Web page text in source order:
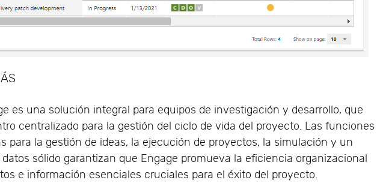
es una solución integral para equipos de investigación y desarrollo, que
centralizado para la gestión del ciclo de vida del proyecto. Las funciones
para la gestión de ideas, la ejecución de proyectos, la simulación y un
datos sólido garantizan que Engage promueva la eficiencia organizacional
e información esenciales cruciales para el éxito del proyecto.